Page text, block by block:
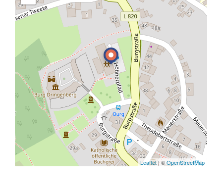
Leaflet| ©OpenStreetMap